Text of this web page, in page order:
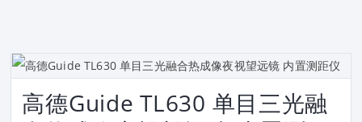
高德Guide TL630 单目三光融